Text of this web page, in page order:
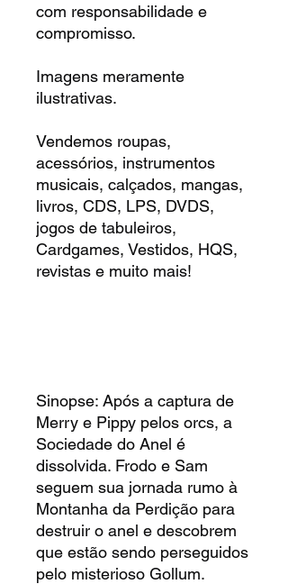
com responsabilidade e
compromisso.
Imagens meramente
ilustrativas.
Vendemos roupas,
acessórios, instrumentos
musicais, calçados, mangas,
livros, CDS, LPS, DVDS,
jogos de tabuleiros,
Cardgames, Vestidos, HQS,
revistas e muito mais!
Sinopse: Após a captura de
Merry e Pippy pelos orcs, a
Sociedade do Anel é
dissolvida. Frodo e Sam
seguem sua jornada rumo à
Montanha da Perdição para
destruir o anel e descobrem
que estão sendo perseguidos
pelo misterioso Gollum.